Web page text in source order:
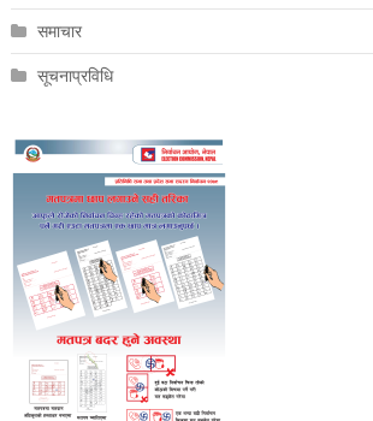
समाचार
सूचनाप्रविधि